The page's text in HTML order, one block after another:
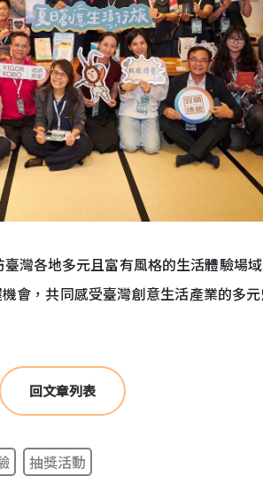
灣各地多元且富有風格的生活體驗場
會，共同感受臺灣創意生活產業的多
回文章列表
抽獎活動